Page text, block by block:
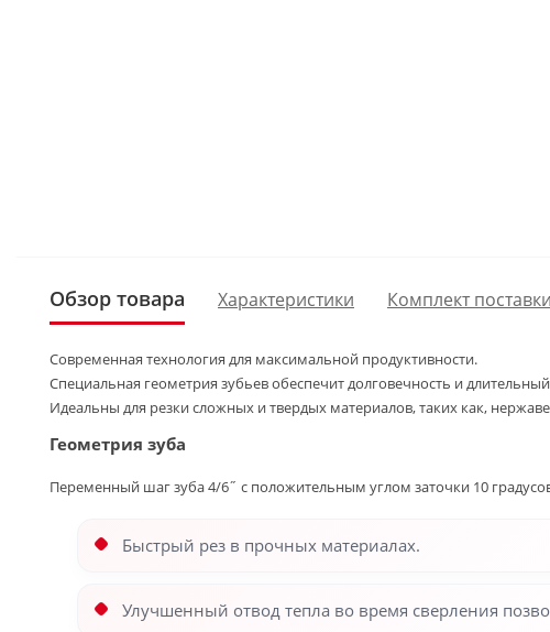
Обзор товара Характеристики Комплект поставки
Современная технология для максимальной продуктивности.
Специальная геометрия зубьев обеспечит долговечность и
Идеальны для резки сложных и твердых материалов, таких как,
Геометрия зуба
Переменный шаг зуба 4/6˝ с положительным углом заточки 10
Быстрый рез в прочных материалах.
Улучшенный отвод тепла во время сверления